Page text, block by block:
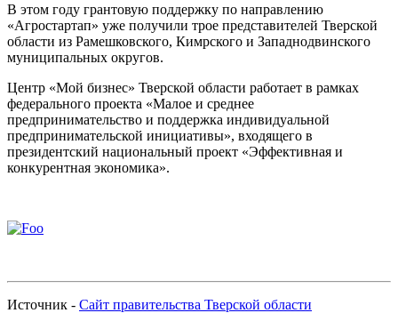
В этом году грантовую поддержку по направлению
«Агростартап» уже получили трое представителей Тверской
области из Рамешковского, Кимрского и Западнодвинского
муниципальных округов.
Центр «Мой бизнес» Тверской области работает в рамках
федерального проекта «Малое и среднее
предпринимательство и поддержка индивидуальной
предпринимательской инициативы», входящего в
президентский национальный проект «Эффективная и
конкурентная экономика».
Источник - Сайт правительства Тверской области